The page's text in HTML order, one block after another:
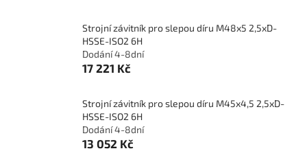
Strojní závitník pro slepou díru M48x5 2,5xD-
HSSE-ISO2 6H
Dodání 4-8dní
17 221 Kč
Strojní závitník pro slepou díru M45x4,5 2,5xD-
HSSE-ISO2 6H
Dodání 4-8dní
13 052 Kč